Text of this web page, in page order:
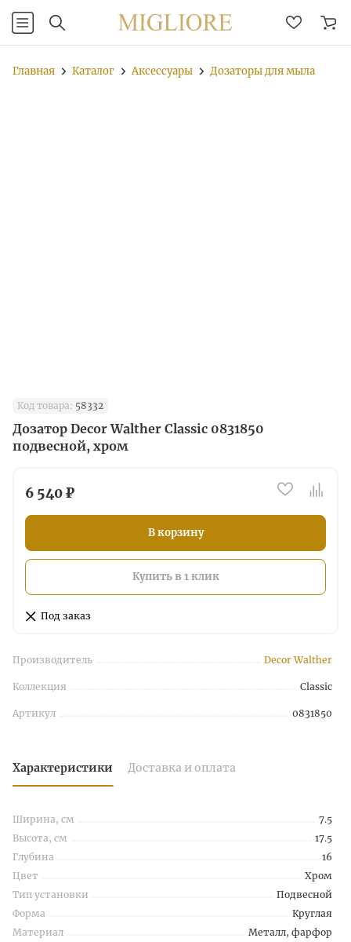
Главная Каталог Аксессуары Дозаторы для мыла
Код товара: 58332
Дозатор Decor Walther Classic 0831850
подвесной, хром
6 540 ₽
В корзину
Купить в 1 клик
Под заказ
Производитель Decor Walther
Коллекция Classic
Артикул 0831850
Характеристики Доставка и оплата
Ширина, см
7.5
Высота, см
17.5
Глубина
16
Цвет
Хром
Тип установки
Подвесной
Форма
Круглая
Материал
Металл, фарфор